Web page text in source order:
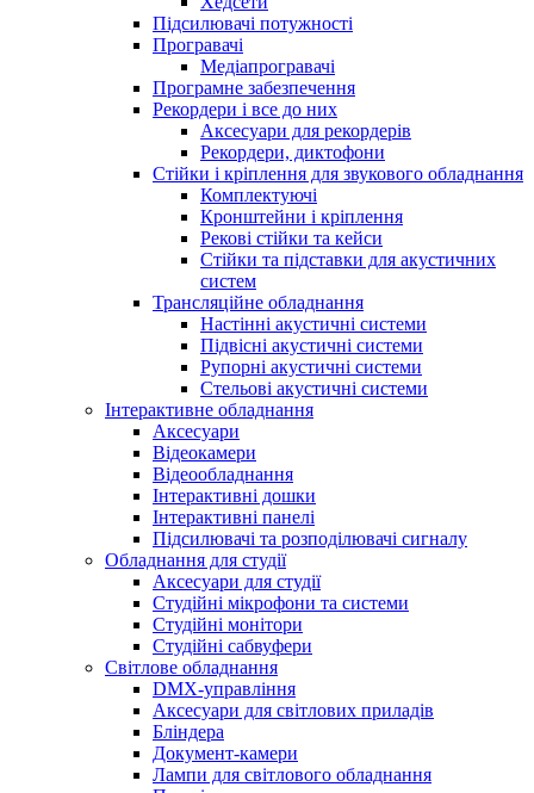
Підсилювачі потужності
Програвачі
Медіапрогравачі
Програмне забезпечення
Рекордери і все до них
Аксесуари для рекордерів
Рекордери, диктофони
Стійки і кріплення для звукового обладнання
Комплектуючі
Кронштейни і кріплення
Рекові стійки та кейси
Стійки та підставки для акустичних
систем
Трансляційне обладнання
Настінні акустичні системи
Підвісні акустичні системи
Рупорні акустичні системи
Стельові акустичні системи
Інтерактивне обладнання
Аксесуари
Відеокамери
Відеообладнання
Інтерактивні дошки
Інтерактивні панелі
Підсилювачі та розподілювачі сигналу
Обладнання для студії
Аксесуари для студії
Студійні мікрофони та системи
Студійні монітори
Студійні сабвуфери
Світлове обладнання
DMX-управління
Аксесуари для світлових приладів
Бліндера
Документ-камери
Лампи для світлового обладнання